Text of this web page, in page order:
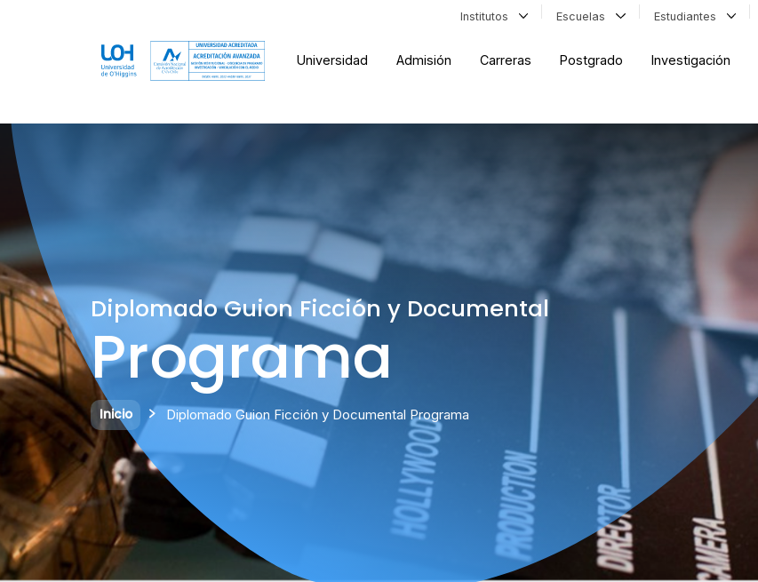
Institutos Escuelas Estudiantes
Universidad Admisión Carreras Postgrado Investigación
Diplomado Guion Ficción y Documental
Programa
Inicio Diplomado Guion Ficción y Documental Programa